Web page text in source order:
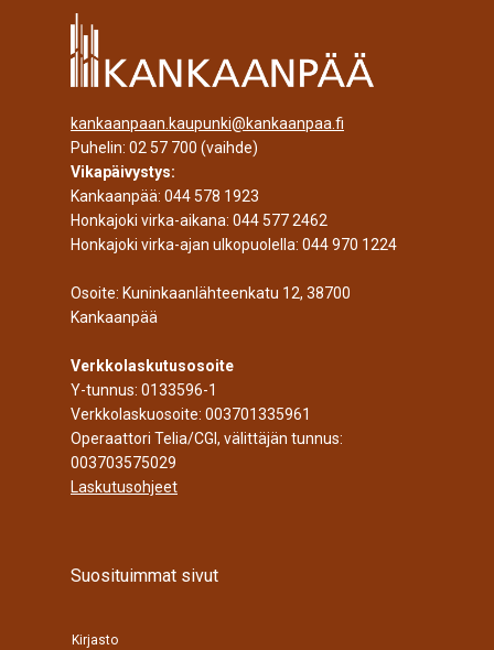
kankaanpaan.kaupunki@kankaanpaa.fi
Puhelin: 02 57 700 (vaihde)
Vikapäivystys:
Kankaanpää: 044 578 1923
Honkajoki virka-aikana: 044 577 2462
Honkajoki virka-ajan ulkopuolella: 044 970 1224
Osoite: Kuninkaanlähteenkatu 12, 38700
Kankaanpää
Verkkolaskutusosoite
Y-tunnus: 0133596-1
Verkkolaskuosoite: 003701335961
Operaattori Telia/CGI, välittäjän tunnus:
003703575029
Laskutusohjeet
Suosituimmat sivut
Kirjasto